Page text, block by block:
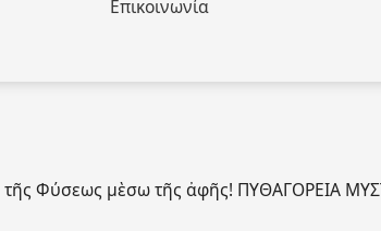
Επικοινωνία
Φύσεως μὲσω τῆς ἀφῆς! ΠΥΘΑΓΟΡΕΙΑ